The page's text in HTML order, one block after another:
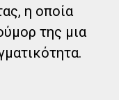
η οποία
της μια